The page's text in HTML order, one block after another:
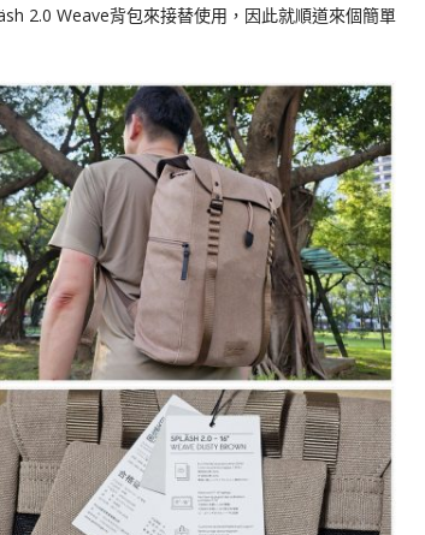
2.0 Weave背包來接替使用，因此就順道來個簡單